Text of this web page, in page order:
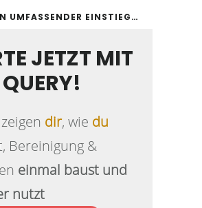
UMFASSENDER EINSTIEG…
JETZT MIT
dir, wie du
Bereinigung &
einmal baust und
nutzt